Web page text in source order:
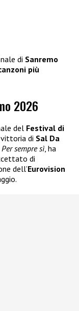
di Sanremo
più
2026
del Festival di
vittoria di Sal Da
Per sempre sì , ha
di
dell’Eurovision